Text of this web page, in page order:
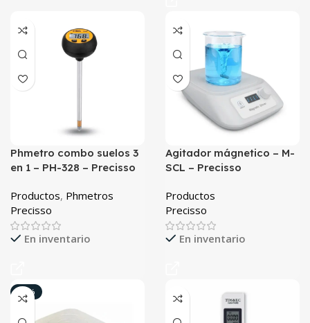
Phmetro combo suelos 3
en 1 – PH-328 – Precisso
Productos, Phmetros
Precisso
En inventario
Agitador mágnetico – M-
SCL – Precisso
Productos
Precisso
En inventario
-50%